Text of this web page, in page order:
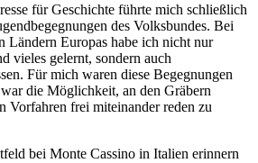
für Geschichte führte mich schließlich
des Volksbundes. Bei
Ländern Europas habe ich nicht nur
vieles gelernt, sondern auch
Für mich waren diese Begegnungen
die Möglichkeit, an den Gräbern
Vorfahren frei miteinander reden zu
bei Monte Cassino in Italien erinnern